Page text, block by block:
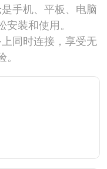
手机、平板、电脑
装和使用。
同时连接，享受无